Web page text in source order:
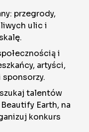
przegrody,
ulic i
i
artyści,
talentów
Earth, na
konkurs